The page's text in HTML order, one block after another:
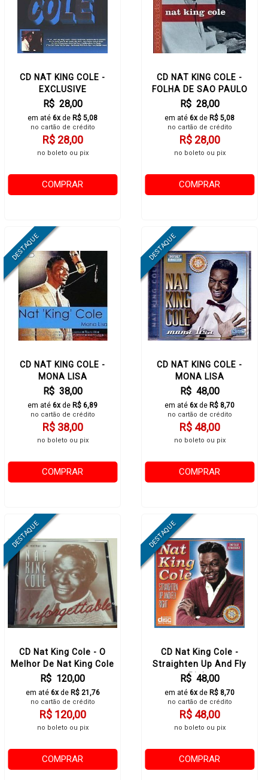
CD NAT KING COLE -
EXCLUSIVE
R$ 28,00
em até 6xde R$ 5,08
no cartão de crédito
R$ 28,00
no boleto ou pix
COMPRAR
CD NAT KING COLE -
FOLHA DE SAO PAULO
R$ 28,00
em até 6xde R$ 5,08
no cartão de crédito
R$ 28,00
no boleto ou pix
COMPRAR
CD NAT KING COLE -
MONA LISA
R$ 38,00
em até 6xde R$ 6,89
no cartão de crédito
R$ 38,00
no boleto ou pix
COMPRAR
CD NAT KING COLE -
MONA LISA
R$ 48,00
em até 6xde R$ 8,70
no cartão de crédito
R$ 48,00
no boleto ou pix
COMPRAR
CD Nat King Cole - O
Melhor De Nat King Cole
R$ 120,00
em até 6xde R$ 21,76
no cartão de crédito
R$ 120,00
no boleto ou pix
COMPRAR
CD Nat King Cole -
Straighten Up And Fly
Right
R$ 48,00
em até 6xde R$ 8,70
no cartão de crédito
R$ 48,00
no boleto ou pix
COMPRAR